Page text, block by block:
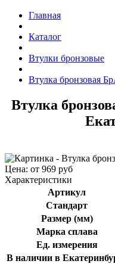
Главная
Каталог
Втулки бронзовые
Втулка бронзовая
Втулка
Цена: от 969 руб
Характеристики
Артикул
Стандарт
Размер (мм)
Марка сплава
Ед. измерения
В наличии в